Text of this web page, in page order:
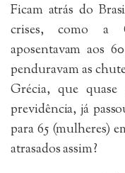
Ficam atrás do
crises, como a
aposentavam aos
penduravam as
Grécia, que
previdência, já
para 65 (mulheres)
atrasados assim?